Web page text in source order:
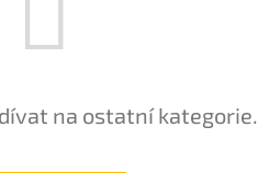
na ostatní kategorie.